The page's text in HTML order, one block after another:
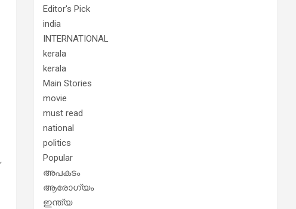
Editor's Pick
india
INTERNATIONAL
kerala
kerala
Main Stories
movie
must read
national
politics
Popular
അപകടം
ആരോഗ്യം
ഇന്ത്യ